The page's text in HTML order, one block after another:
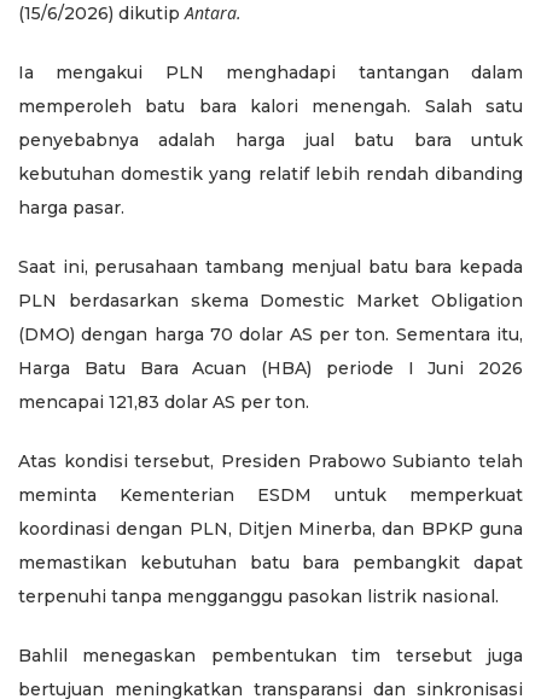
(15/6/2026) dikutipAntara.
Ia mengakui PLN menghadapi tantangan dalam
memperoleh batu bara kalori menengah. Salah satu
penyebabnya adalah harga jual batu bara untuk
kebutuhan domestik yang relatif lebih rendah dibanding
harga pasar.
Saat ini, perusahaan tambang menjual batu bara kepada
PLN berdasarkan skema Domestic Market Obligation
(DMO) dengan harga 70 dolar AS per ton. Sementara itu,
Harga Batu Bara Acuan (HBA) periode I Juni 2026
mencapai 121,83 dolar AS per ton.
Atas kondisi tersebut, Presiden Prabowo Subianto telah
meminta Kementerian ESDM untuk memperkuat
koordinasi dengan PLN, Ditjen Minerba, dan BPKP guna
memastikan kebutuhan batu bara pembangkit dapat
terpenuhi tanpa mengganggu pasokan listrik nasional.
Bahlil menegaskan pembentukan tim tersebut juga
bertujuan meningkatkan transparansi dan sinkronisasi